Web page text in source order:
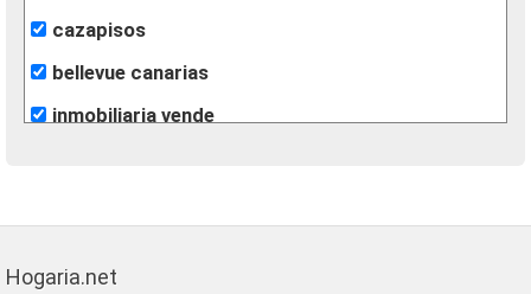
cazapisos
bellevue canarias
inmobiliaria vende
Hogaria.net